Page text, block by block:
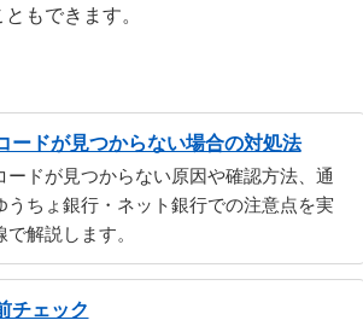
もできます。
ードが見つからない場合の対処法
ードが見つからない原因や確認方法、通
うちょ銀行・ネット銀行での注意点を実
で解説します。
チェック